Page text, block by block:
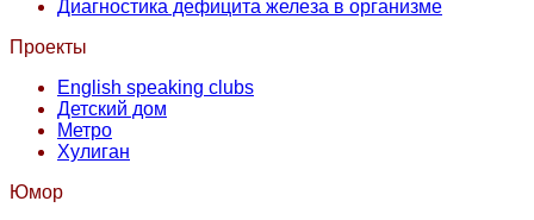
Диагностика дефицита железа в организме
Проекты
English speaking clubs
Детский дом
Метро
Хулиган
Юмор